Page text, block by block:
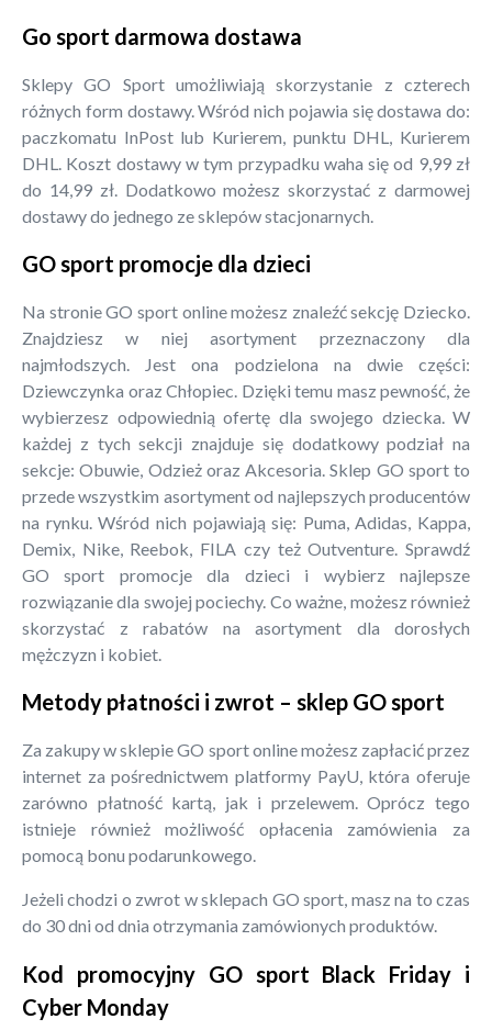
Go sport darmowa dostawa
Sklepy GO Sport umożliwiają skorzystanie z czterech
różnych form dostawy. Wśród nich pojawia się dostawa do:
paczkomatu InPost lub Kurierem, punktu DHL, Kurierem
DHL. Koszt dostawy w tym przypadku waha się od 9,99 zł
do 14,99 zł. Dodatkowo możesz skorzystać z darmowej
dostawy do jednego ze sklepów stacjonarnych.
GO sport promocje dla dzieci
Na stronie GO sport online możesz znaleźć sekcję Dziecko.
Znajdziesz w niej asortyment przeznaczony dla
najmłodszych. Jest ona podzielona na dwie części:
Dziewczynka oraz Chłopiec. Dzięki temu masz pewność, że
wybierzesz odpowiednią ofertę dla swojego dziecka. W
każdej z tych sekcji znajduje się dodatkowy podział na
sekcje: Obuwie, Odzież oraz Akcesoria. Sklep GO sport to
przede wszystkim asortyment od najlepszych producentów
na rynku. Wśród nich pojawiają się: Puma, Adidas, Kappa,
Demix, Nike, Reebok, FILA czy też Outventure. Sprawdź
GO sport promocje dla dzieci i wybierz najlepsze
rozwiązanie dla swojej pociechy. Co ważne, możesz również
skorzystać z rabatów na asortyment dla dorosłych
mężczyzn i kobiet.
Metody płatności i zwrot – sklep GO sport
Za zakupy w sklepie GO sport online możesz zapłacić przez
internet za pośrednictwem platformy PayU, która oferuje
zarówno płatność kartą, jak i przelewem. Oprócz tego
istnieje również możliwość opłacenia zamówienia za
pomocą bonu podarunkowego.
Jeżeli chodzi o zwrot w sklepach GO sport, masz na to czas
do 30 dni od dnia otrzymania zamówionych produktów.
Kod promocyjny GO sport Black Friday i
Cyber Monday